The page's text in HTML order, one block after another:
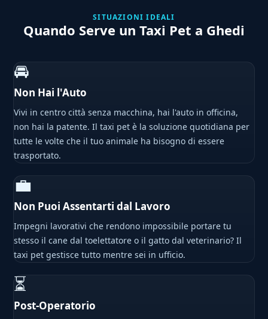
SITUAZIONI IDEALI
Quando Serve un Taxi Pet a Ghedi
🚘
Non Hai l'Auto
Vivi in centro città senza macchina, hai l'auto in officina,
non hai la patente. Il taxi pet è la soluzione quotidiana per
tutte le volte che il tuo animale ha bisogno di essere
trasportato.
💼
Non Puoi Assentarti dal Lavoro
Impegni lavorativi che rendono impossibile portare tu
stesso il cane dal toelettatore o il gatto dal veterinario? Il
taxi pet gestisce tutto mentre sei in ufficio.
⏳
Post-Operatorio